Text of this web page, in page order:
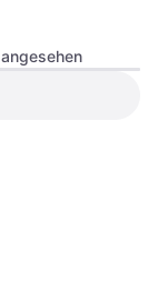
Jacket